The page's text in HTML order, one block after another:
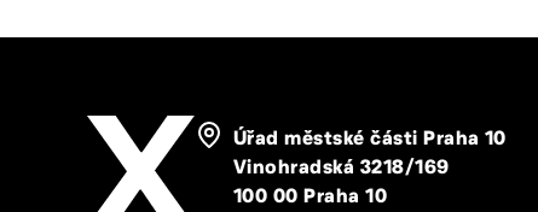
Úřad městské části Praha 10
Vinohradská 3218/169
100 00 Praha 10